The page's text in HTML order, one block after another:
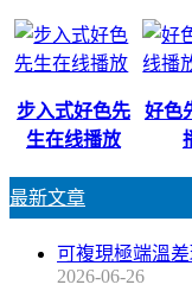
步入式好色先
生在线播放
好色
最新文章
可複現極端溫
2026-06-26